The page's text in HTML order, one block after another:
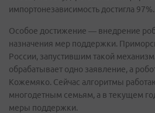
импортонезависимость достигла 97%.
Особое достижение — внедрение
назначения мер поддержки.
России, запустившим такой
обрабатывает одно заявление, а
Кожемяко. Сейчас алгоритмы
многодетным семьям, а в текущем
меры поддержки.